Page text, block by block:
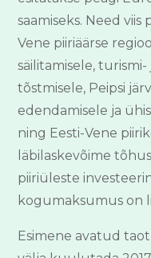
saamiseks. Need
Vene piiriäärse
säilitamisele,
tõstmisele, Peipsi
edendamisele ja
ning Eesti-Vene
läbilaskevõime
piiriüleste
kogumaksumus on
Esimene avatud